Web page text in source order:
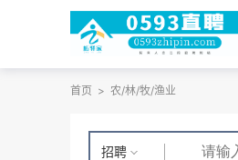
首页 > 农/林/牧/渔业
招聘